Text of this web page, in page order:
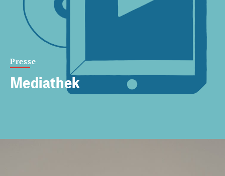
Presse
Mediathek